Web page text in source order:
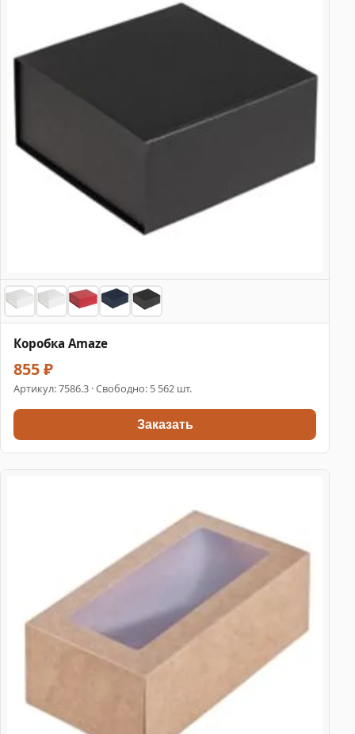
Коробка Amaze
855 ₽
Артикул:7586.3 · Свободно: 5 562 шт.
Заказать